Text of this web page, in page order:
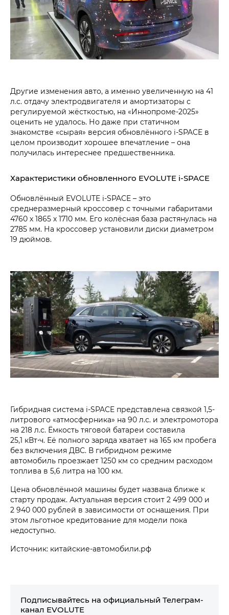
Другие изменения авто, а именно увеличенную на 41
л.с. отдачу электродвигателя и амортизаторы с
регулируемой жёсткостью, на «Иннопроме-2025»
оценить не удалось. Но даже при статичном
знакомстве «сырая» версия обновлённого i‑SPACE в
целом производит хорошее впечатление – она
получилась интереснее предшественника.
Характеристики обновленного EVOLUTE i‑SPACE
Обновлённый EVOLUTE i‑SPACE – это
среднеразмерный кроссовер с точными габаритами
4760 х 1865 х 1710 мм. Его колёсная база растянулась на
2785 мм. На кроссовер установили диски диаметром
19 дюймов.
Гибридная система i‑SPACE представлена связкой 1,5-
литрового «атмосферника» на 90 л.с. и электромотора
на 218 л.с. Ёмкость тяговой батареи составила
25,1 кВт⋅ч. Её полного заряда хватает на 165 км пробега
без включения ДВС. В гибридном режиме
автомобиль проезжает 1250 км со средним расходом
топлива в 5,6 литра на 100 км.
Цена обновлённой машины будет названа ближе к
старту продаж. Актуальная версия стоит 2 499 000 и
2 940 000 рублей в зависимости от оснащения. При
этом льготное кредитование для модели пока
недоступно.
Источник: китайские-автомобили.рф
Подписывайтесь на официальный Телеграм-
канал EVOLUTE